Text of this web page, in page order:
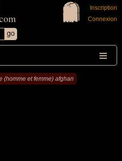
Inscription
Connexion
(homme et femme) afghan